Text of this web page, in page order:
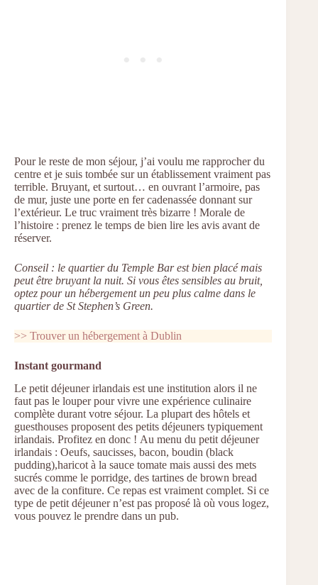
Pour le reste de mon séjour, j’ai voulu me rapprocher du
centre et je suis tombée sur un établissement vraiment pas
terrible. Bruyant, et surtout… en ouvrant l’armoire, pas
de mur, juste une porte en fer cadenassée donnant sur
l’extérieur. Le truc vraiment très bizarre ! Morale de
l’histoire : prenez le temps de bien lire les avis avant de
réserver.
Conseil : le quartier du Temple Bar est bien placé mais
peut être bruyant la nuit. Si vous êtes sensibles au bruit,
optez pour un hébergement un peu plus calme dans le
quartier de St Stephen’s Green.
>> Trouver un hébergement à Dublin
Instant gourmand
Le petit déjeuner irlandais est une institution alors il ne
faut pas le louper pour vivre une expérience culinaire
complète durant votre séjour. La plupart des hôtels et
guesthouses proposent des petits déjeuners typiquement
irlandais. Profitez en donc ! Au menu du petit déjeuner
irlandais : Oeufs, saucisses, bacon, boudin (black
pudding),haricot à la sauce tomate mais aussi des mets
sucrés comme le porridge, des tartines de brown bread
avec de la confiture. Ce repas est vraiment complet. Si ce
type de petit déjeuner n’est pas proposé là où vous logez,
vous pouvez le prendre dans un pub.